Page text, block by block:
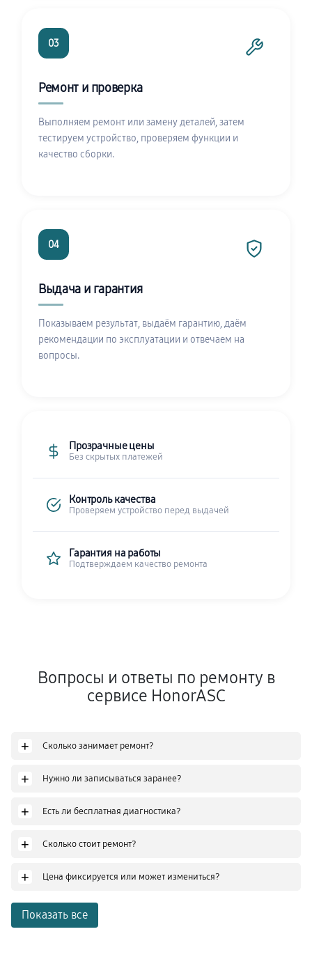
03
Ремонт и проверка
Выполняем ремонт или замену деталей, затем
тестируем устройство, проверяем функции и
качество сборки.
04
Выдача и гарантия
Показываем результат, выдаём гарантию, даём
рекомендации по эксплуатации и отвечаем на
вопросы.
Прозрачные цены
Без скрытых платежей
Контроль качества
Проверяем устройство перед выдачей
Гарантия на работы
Подтверждаем качество ремонта
Вопросы и ответы по ремонту в
сервисе HonorASC
+ Сколько занимает ремонт?
+ Нужно ли записываться заранее?
+ Есть ли бесплатная диагностика?
+ Сколько стоит ремонт?
+ Цена фиксируется или может измениться?
Показать все